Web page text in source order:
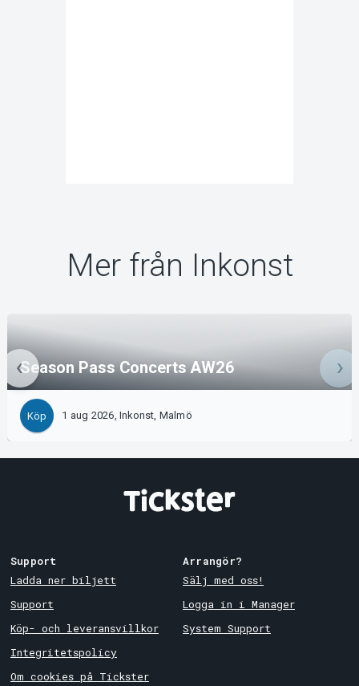
Mer från Inkonst
Season Pass Concerts AW26
Köp 1 aug 2026, Inkonst, Malmö
Support
Ladda ner biljett
Support
Köp- och leveransvillkor
Integritetspolicy
Om cookies på Tickster
Arrangör?
Sälj med oss!
Logga in i Manager
System Support